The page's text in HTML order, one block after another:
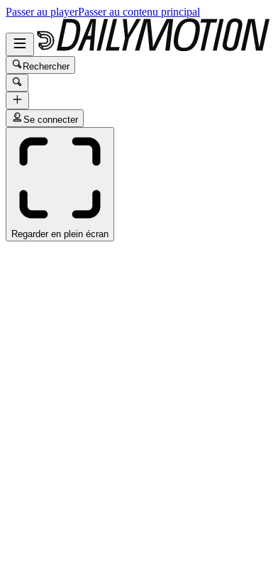
Passer au playerPasser au contenu principal
Rechercher
Se connecter
Regarder en plein écran